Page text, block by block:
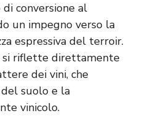
conversione al
un impegno verso la
espressiva del terroir.
riflette direttamente
dei vini, che
suolo e la
vinicolo.